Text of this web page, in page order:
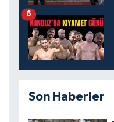
6
Son Haberler